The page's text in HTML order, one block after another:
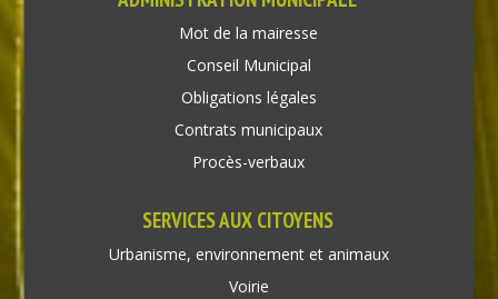
Mot de la mairesse
Conseil Municipal
Obligations légales
Contrats municipaux
Procès-verbaux
SERVICES AUX CITOYENS
Urbanisme, environnement et animaux
Voirie